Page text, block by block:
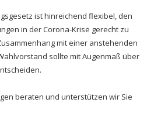
ist hinreichend flexibel, den
in der Corona-Krise gerecht zu
mit einer anstehenden
sollte mit Augenmaß über
beraten und unterstützen wir Sie